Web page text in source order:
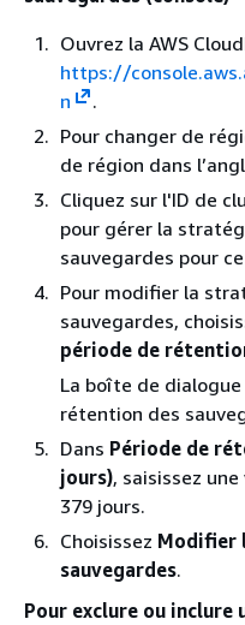
Ouvrez la AWS
https://
n
.
Pour changer de
de région dans
Cliquez sur l'ID de
pour gérer la
sauvegardes pour
Pour modifier la
sauvegardes,
période de
La boîte de
rétention des
Dans Période de
jours), saisissez
379 jours.
Choisissez Modifier
sauvegardes.
Pour exclure ou inclure